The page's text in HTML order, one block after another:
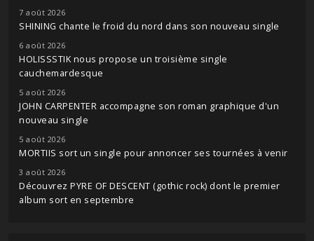
7 août 2026
SHINING chante le froid du nord dans son nouveau single
6 août 2026
HOLISSSTIK nous propose un troisième single
cauchemardesque
5 août 2026
JOHN CARPENTER accompagne son roman graphique d'un
nouveau single
5 août 2026
MORTIIS sort un single pour annoncer ses tournées à venir
3 août 2026
Découvrez PYRE OF DESCENT (gothic rock) dont le premier
album sort en septembre